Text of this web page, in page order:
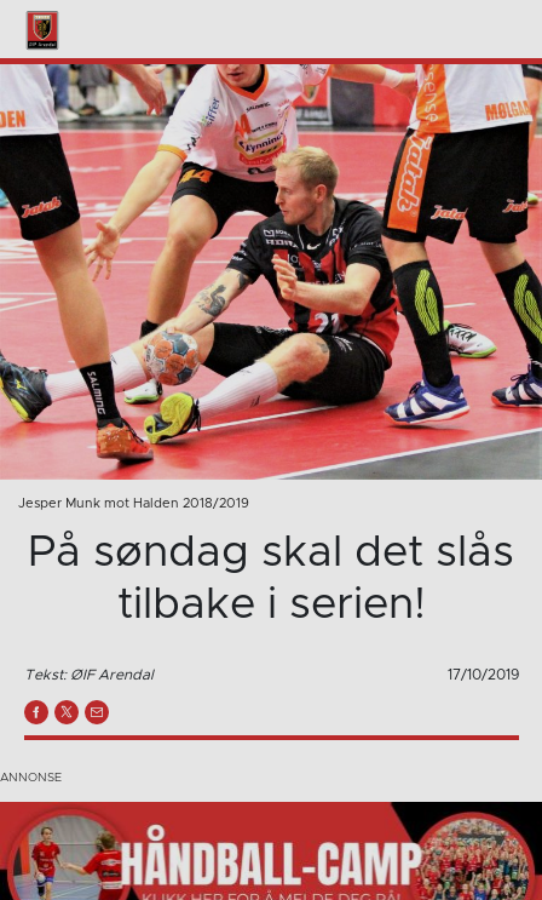
Jesper Munk mot Halden 2018/2019
På søndag skal det slås
tilbake i serien!
Tekst: ØIF Arendal 17/10/2019